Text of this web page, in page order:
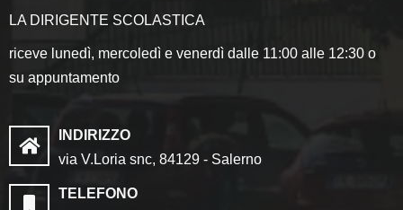
LA DIRIGENTE SCOLASTICA
riceve lunedì, mercoledì e venerdì dalle 11:00 alle 12:30 o
su appuntamento
INDIRIZZO
via V.Loria snc, 84129 - Salerno
TELEFONO